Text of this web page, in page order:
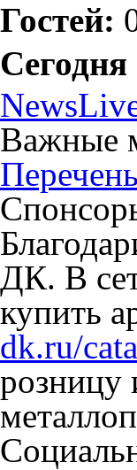
Гостей:
Важные
ДК. В
купить
dk.ru/
розницу